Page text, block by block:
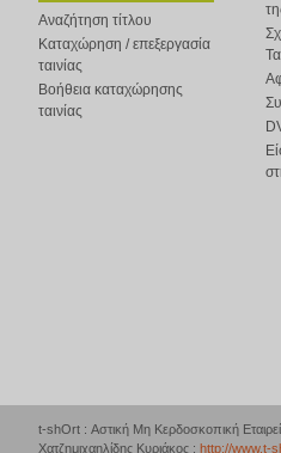
Αναζήτηση τίτλου
Καταχώρηση / επεξεργασία
ταινίας
Βοήθεια καταχώρησης
ταινίας
t-shOrt : Αστική Μη Κερδοσκοπική
Χατζημιχαηλίδης Κυριάκος : http://www.t-